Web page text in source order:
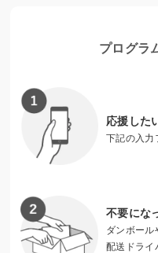
女子中高生の理系進路選択
プログラ
応援した
下記の入力
不要にな
ダンボール
配送ドライ